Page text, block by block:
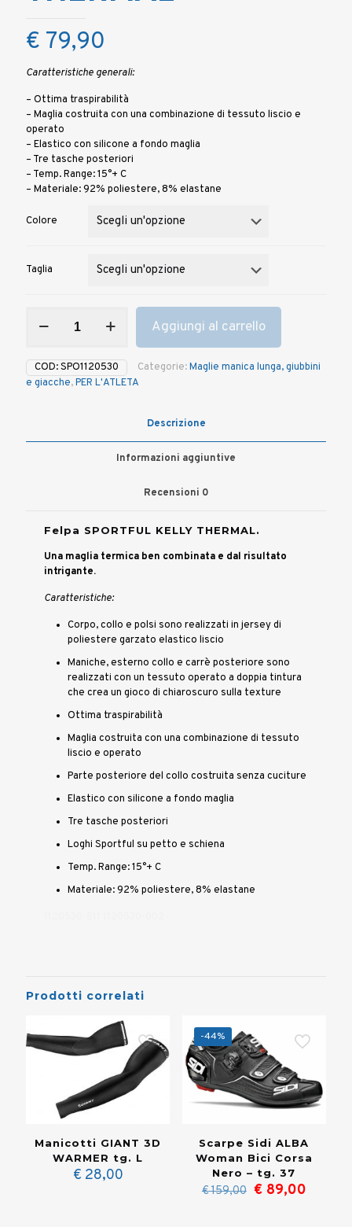
€ 79,90
Caratteristiche generali:
– Ottima traspirabilità
– Maglia costruita con una combinazione di tessuto liscio e
operato
– Elastico con silicone a fondo maglia
– Tre tasche posteriori
– Temp. Range: 15°+ C
– Materiale: 92% poliestere, 8% elastane
Colore
Taglia
SPORTFUL
KELLY
THERMAL
Aggiungi al carrello
COD:SPO1120530 Categorie:Maglie manica lunga, giubbini
e giacche,PER L'ATLETA
Descrizione
Informazioni aggiuntive
Recensioni 0
Felpa SPORTFUL KELLY THERMAL.
Una maglia termica ben combinata e dal risultato
intrigante.
Caratteristiche:
Corpo, collo e polsi sono realizzati in jersey di
poliestere garzato elastico liscio
Maniche, esterno collo e carrè posteriore sono
realizzati con un tessuto operato a doppia tintura
che crea un gioco di chiaroscuro sulla texture
Ottima traspirabilità
Maglia costruita con una combinazione di tessuto
liscio e operato
Parte posteriore del collo costruita senza cuciture
Elastico con silicone a fondo maglia
Tre tasche posteriori
Loghi Sportful su petto e schiena
Temp. Range: 15°+ C
Materiale: 92% poliestere, 8% elastane
Prodotti correlati
Manicotti GIANT 3D
WARMER tg. L
€ 28,00
-44%
Scarpe Sidi ALBA
Woman Bici Corsa
Nero – tg. 37
€159,00 Il
€89,00Il